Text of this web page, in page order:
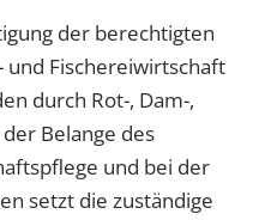
der berechtigten
und Fischereiwirtschaft
durch Rot-, Dam-,
Belange des
und bei der
setzt die zuständige